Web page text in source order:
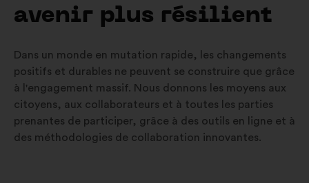
MAKE.ORG
avenir plus résilient
Dans un monde en mutation rapide, les changements
positifs et durables ne peuvent se construire que grâce
à l'engagement massif. Nous donnons les moyens aux
citoyens, aux collaborateurs et à toutes les parties
prenantes de participer, grâce à des outils en ligne et à
des méthodologies de collaboration innovantes.